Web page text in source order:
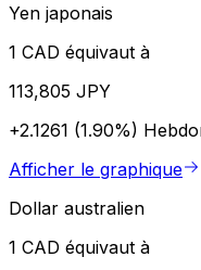
Yen japonais
1 CAD équivaut à
113,805 JPY
+2.1261 (1.90%)
Afficher le graphique
Dollar australien
1 CAD équivaut à